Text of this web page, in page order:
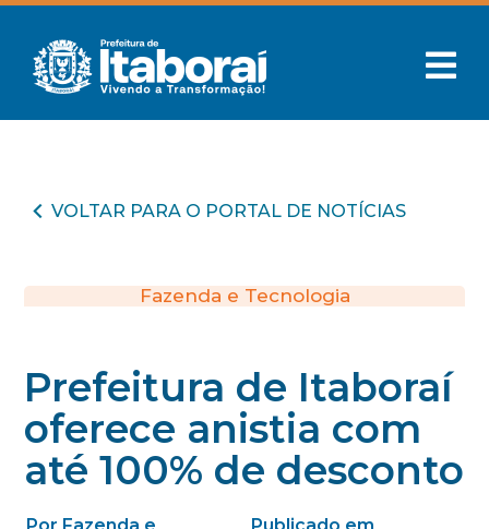
VOLTAR PARA O PORTAL DE NOTÍCIAS
Fazenda e Tecnologia
Prefeitura de Itaboraí
oferece anistia com
até 100% de desconto